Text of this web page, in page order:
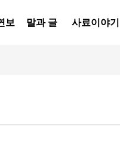
보 말과 글 사료이야기